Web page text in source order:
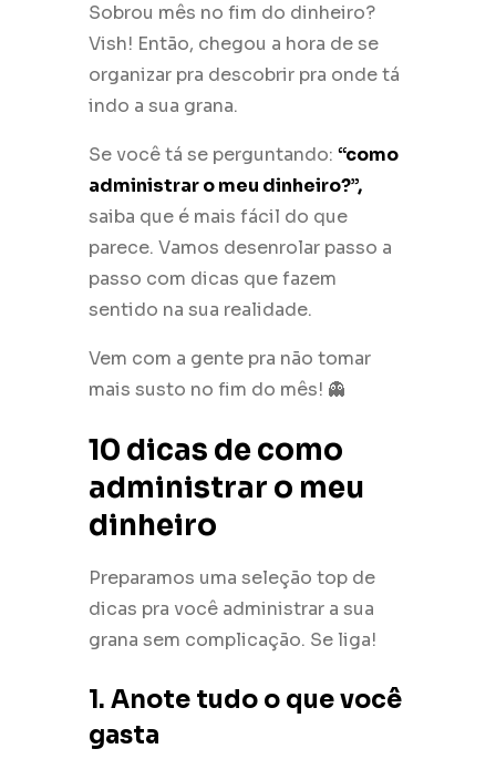
Sobrou mês no fim do dinheiro?
Vish! Então, chegou a hora de se
organizar pra descobrir pra onde tá
indo a sua grana.
Se você tá se perguntando: “como
administrar o meu dinheiro?”,
saiba que é mais fácil do que
parece. Vamos desenrolar passo a
passo com dicas que fazem
sentido na sua realidade.
Vem com a gente pra não tomar
mais susto no fim do mês! 👻
10 dicas de como
administrar o meu
dinheiro
Preparamos uma seleção top de
dicas pra você administrar a sua
grana sem complicação. Se liga!
1. Anote tudo o que você
gasta